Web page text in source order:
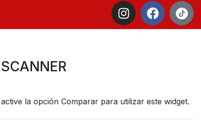
la opción Compararpara utilizar este widget.